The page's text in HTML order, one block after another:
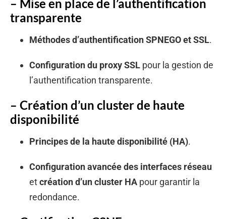
– Mise en place de l’authentification
transparente
Méthodes d’authentification SPNEGO et SSL.
Configuration du proxy SSL pour la gestion de
l’authentification transparente.
– Création d’un cluster de haute
disponibilité
Principes de la haute disponibilité (HA).
Configuration avancée des interfaces réseau
etcréation d’un cluster HA pour garantir la
redondance.